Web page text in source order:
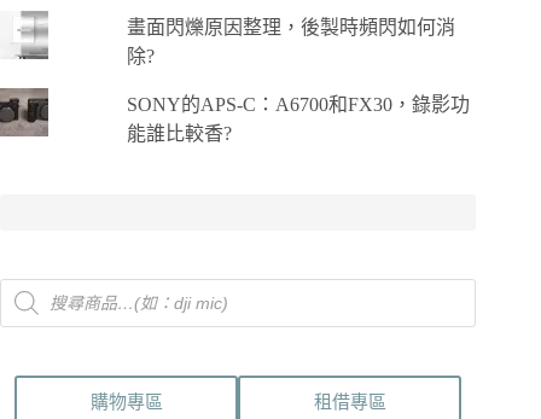
畫面閃爍原因整理，後製時頻閃如何消
除?
SONY的APS-C：A6700和FX30，錄影功
能誰比較香?
Products
search
購物專區 租借專區